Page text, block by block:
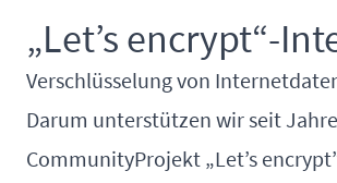
„Let’s encrypt“-
Verschlüsselung von
Darum unterstützen wir seit
CommunityProjekt „Let’s